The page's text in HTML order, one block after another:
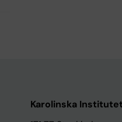
Karolinska Institutet